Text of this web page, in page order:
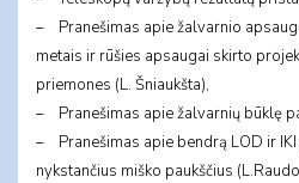
– Pranešimas apie žalvarnio
metais ir rūšies apsaugai skirto
priemones (L. Šniaukšta),
– Pranešimas apie žalvarnių būklę
– Pranešimas apie bendrą LOD ir
nykstančius miško paukščius